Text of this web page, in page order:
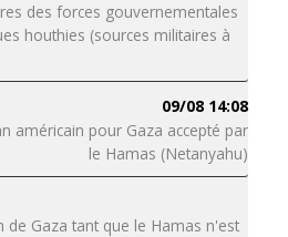
des forces gouvernementales
houthies (sources militaires à
09/08 14:08
américain pour Gaza accepté par
le Hamas (Netanyahu)
de Gaza tant que le Hamas n'est